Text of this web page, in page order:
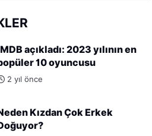
açıkladı: 2023 yılının en
10 oyuncusu
2 yıl önce
Kızdan Çok Erkek